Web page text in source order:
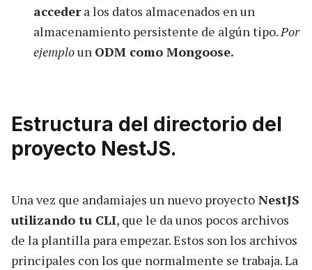
accedera los datos almacenados en un
almacenamiento persistente de algún tipo. Por
ejemploun ODM como Mongoose.
Estructura del directorio del
proyecto NestJS.
Una vez que andamiajes un nuevo proyecto NestJS
utilizando tu CLI, que le da unos pocos archivos
de la plantilla para empezar. Estos son los archivos
principales con los que normalmente se trabaja. La